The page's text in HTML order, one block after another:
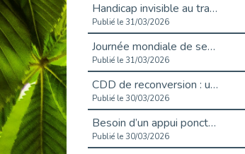
Handicap invisible au travail : se taire ou parler? - vidéo
Publié le 31/03/2026
Journée mondiale de sensibilisation à l’autisme
Publié le 31/03/2026
CDD de reconversion : un nouveau contrat pour sécuriser le changement de métier.
Publié le 30/03/2026
Besoin d’un appui ponctuel expertise handicap ?
Publié le 30/03/2026